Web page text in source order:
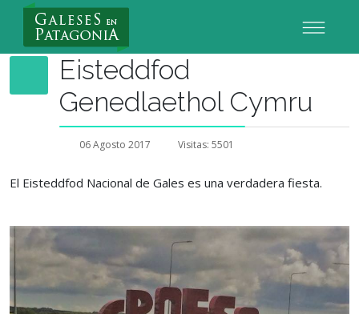
Nuevo Usuario
Eisteddfod
Genedlaethol Cymru
06 Agosto 2017 Visitas: 5501
El Eisteddfod Nacional de Gales es una verdadera fiesta.